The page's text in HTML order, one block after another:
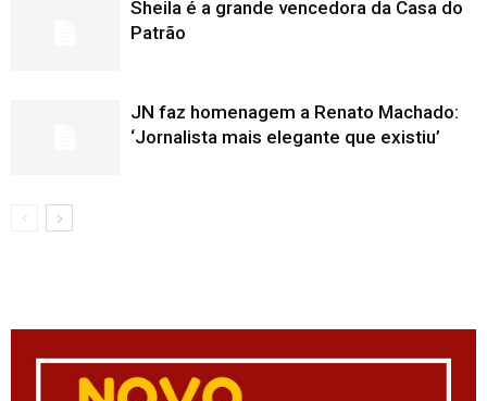
Sheila é a grande vencedora da Casa do
Patrão
JN faz homenagem a Renato Machado:
‘Jornalista mais elegante que existiu’